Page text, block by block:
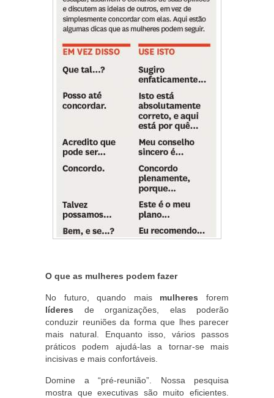
O que as mulheres podem fazer
No futuro, quando mais mulheres forem
líderes de organizações, elas poderão
conduzir reuniões da forma que lhes parecer
mais natural. Enquanto isso, vários passos
práticos podem ajudá-las a tornar-se mais
incisivas e mais confortáveis.
Domine a “pré-reunião”. Nossa pesquisa
mostra que executivas são muito eficientes.